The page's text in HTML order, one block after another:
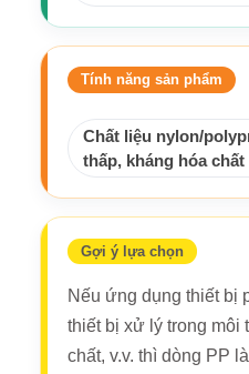
Tính năng sản phẩm
Chất liệu nylon/
thấp, kháng hóa chất
Gợi ý lựa chọn
Nếu ứng dụng thiết bị
thiết bị xử lý trong môi
chất, v.v. thì dòng PP